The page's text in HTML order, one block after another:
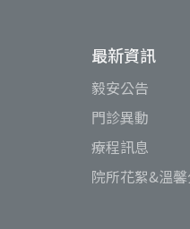
最新資訊
毅安公告
門診異動
療程訊息
院所花絮&溫